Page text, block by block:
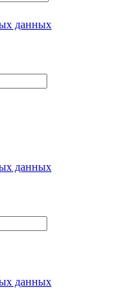
данных
данных
данных